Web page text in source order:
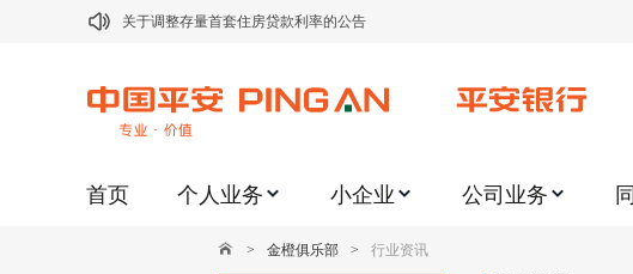
关于调整存量首套住房贷款利率的公告
关于修订《平安银行代理个人客户贵金属交易协议书》的公告
关于我行聚金宝交易软件升级更新的通知
首页 个人业务 小企业 公司业务
> 金橙俱乐部 > 行业资讯